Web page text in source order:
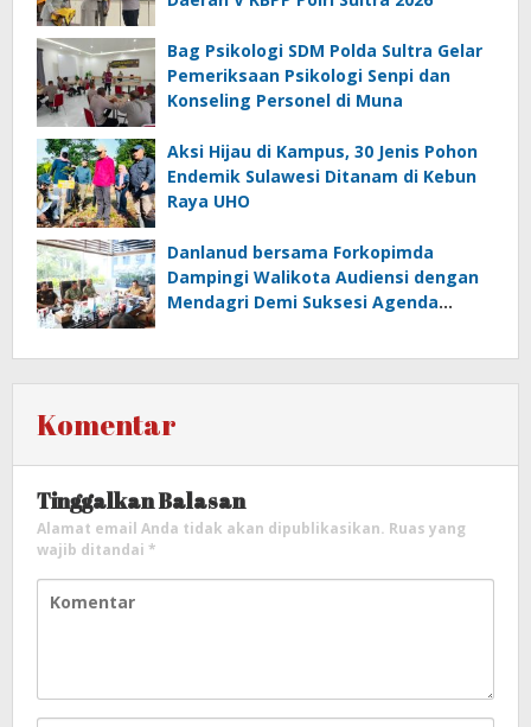
Bag Psikologi SDM Polda Sultra Gelar
Pemeriksaan Psikologi Senpi dan
Konseling Personel di Muna
‎Aksi Hijau di Kampus, 30 Jenis Pohon
Endemik Sulawesi Ditanam di Kebun
Raya UHO
Danlanud bersama Forkopimda
Dampingi Walikota Audiensi dengan
Mendagri Demi Suksesi Agenda
Komentar
Tinggalkan Balasan
Alamat email Anda tidak akan dipublikasikan. Ruas yang
wajib ditandai *